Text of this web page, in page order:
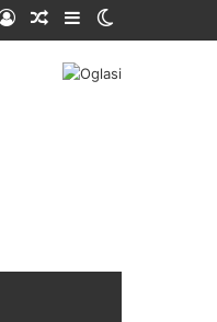
Sidebar
Random
Prijava